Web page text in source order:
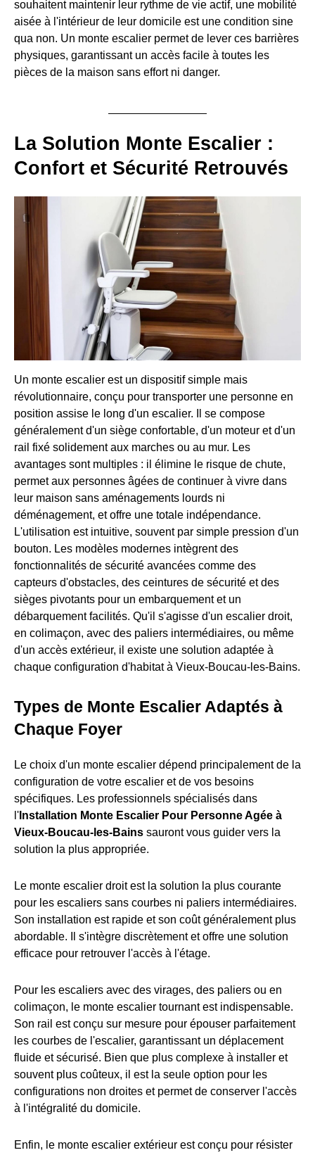
souhaitent maintenir leur rythme de vie actif, une mobilité
aisée à l'intérieur de leur domicile est une condition sine
qua non. Un monte escalier permet de lever ces barrières
physiques, garantissant un accès facile à toutes les
pièces de la maison sans effort ni danger.
La Solution Monte Escalier :
Confort et Sécurité Retrouvés
Un monte escalier est un dispositif simple mais
révolutionnaire, conçu pour transporter une personne en
position assise le long d'un escalier. Il se compose
généralement d'un siège confortable, d'un moteur et d'un
rail fixé solidement aux marches ou au mur. Les
avantages sont multiples : il élimine le risque de chute,
permet aux personnes âgées de continuer à vivre dans
leur maison sans aménagements lourds ni
déménagement, et offre une totale indépendance.
L'utilisation est intuitive, souvent par simple pression d'un
bouton. Les modèles modernes intègrent des
fonctionnalités de sécurité avancées comme des
capteurs d'obstacles, des ceintures de sécurité et des
sièges pivotants pour un embarquement et un
débarquement facilités. Qu'il s'agisse d'un escalier droit,
en colimaçon, avec des paliers intermédiaires, ou même
d'un accès extérieur, il existe une solution adaptée à
chaque configuration d'habitat à Vieux-Boucau-les-Bains.
Types de Monte Escalier Adaptés à
Chaque Foyer
Le choix d'un monte escalier dépend principalement de la
configuration de votre escalier et de vos besoins
spécifiques. Les professionnels spécialisés dans
l' Installation Monte Escalier Pour Personne Agée à
Vieux-Boucau-les-Bains sauront vous guider vers la
solution la plus appropriée.
Le monte escalier droit est la solution la plus courante
pour les escaliers sans courbes ni paliers intermédiaires.
Son installation est rapide et son coût généralement plus
abordable. Il s'intègre discrètement et offre une solution
efficace pour retrouver l'accès à l'étage.
Pour les escaliers avec des virages, des paliers ou en
colimaçon, le monte escalier tournant est indispensable.
Son rail est conçu sur mesure pour épouser parfaitement
les courbes de l'escalier, garantissant un déplacement
fluide et sécurisé. Bien que plus complexe à installer et
souvent plus coûteux, il est la seule option pour les
configurations non droites et permet de conserver l'accès
à l'intégralité du domicile.
Enfin, le monte escalier extérieur est conçu pour résister